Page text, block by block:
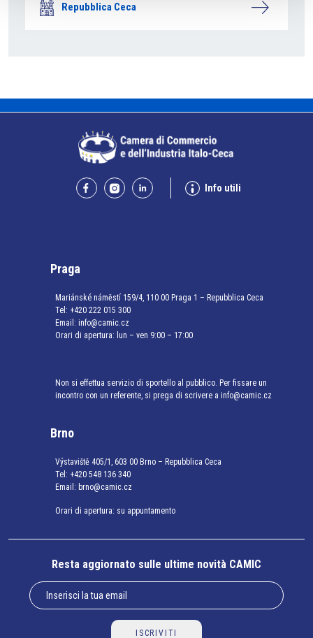
Repubblica Ceca
Info utili
Praga
Mariánské náměstí 159/4, 110 00 Praga 1 – Repubblica Ceca
Tel: +420 222 015 300
Email: info@camic.cz
Orari di apertura: lun – ven 9:00 – 17:00
Non si effettua servizio di sportello al pubblico. Per fissare un
incontro con un referente, si prega di scrivere a info@camic.cz
Brno
Výstaviště 405/1, 603 00 Brno – Repubblica Ceca
Tel: +420 548 136 340
Email: brno@camic.cz
Orari di apertura: su appuntamento
Resta aggiornato sulle ultime novità CAMIC
ISCRIVITI